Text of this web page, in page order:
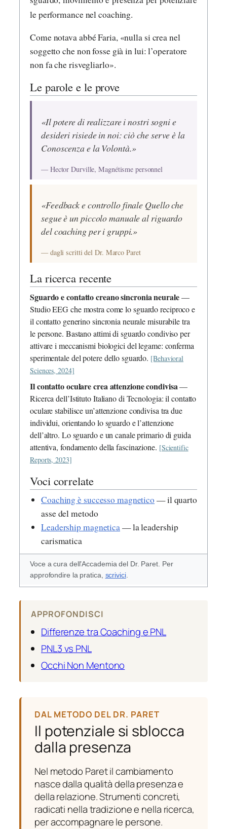
le performance nel coaching.
Come notava abbé Faria, «nulla si crea nel
soggetto che non fosse già in lui: l’operatore
non fa che risvegliarlo».
Le parole e le prove
«Il potere di realizzare i nostri sogni e
desideri risiede in noi: ciò che serve è la
Conoscenza e la Volontà.»
— Hector Durville, Magnétisme personnel
«Feedback e controllo finale Quello che
segue è un piccolo manuale al riguardo
del coaching per i gruppi.»
— dagli scritti del Dr. Marco Paret
La ricerca recente
Sguardo e contatto creano sincronia neurale—
Studio EEG che mostra come lo sguardo reciproco e
il contatto generino sincronia neurale misurabile tra
le persone. Bastano attimi di sguardo condiviso per
attivare i meccanismi biologici del legame: conferma
sperimentale del potere dello sguardo. [Behavioral
Sciences, 2024]
Il contatto oculare crea attenzione condivisa—
Ricerca dell’Istituto Italiano di Tecnologia: il contatto
oculare stabilisce un’attenzione condivisa tra due
individui, orientando lo sguardo e l’attenzione
dell’altro. Lo sguardo e un canale primario di guida
attentiva, fondamento della fascinazione. [Scientific
Reports, 2023]
Voci correlate
Coaching è successo magnetico — il quarto
asse del metodo
Leadership magnetica— la leadership
carismatica
Voce a cura dell’Accademia del Dr. Paret. Per
approfondire la pratica, scrivici.
APPROFONDISCI
Differenze tra Coaching e PNL
PNL3 vs PNL
Occhi Non Mentono
DAL METODO DEL DR. PARET
Il potenziale si sblocca
dalla presenza
Nel metodo Paret il cambiamento
nasce dalla qualità della presenza e
della relazione. Strumenti concreti,
radicati nella tradizione e nella ricerca,
per accompagnare le persone.